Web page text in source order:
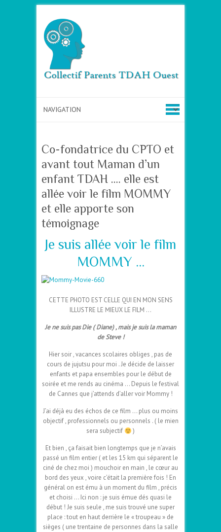
Co-fondatrice du CPTO et
avant tout Maman d’un
enfant TDAH …. elle est
allée voir le film MOMMY
et elle apporte son
témoignage
Je suis allée voir le film
MOMMY …
CETTE PHOTO EST CELLE QUI EN MON SENS
ILLUSTRE LE MIEUX LE FILM …
Je ne suis pas Die ( Diane) , mais je suis la maman
de Steve !
Hier soir , vacances scolaires obliges , pas de
cours de jujutsu pour moi . Je décide de laisser
enfants et papa ensembles pour le début de
soirée et me rends au cinéma … Depuis le festival
de Cannes que j’attends d’aller voir Mommy !
J’ai déjà eu des échos de ce film … plus ou moins
objectif , professionnels ou personnels . ( le mien
sera subjectif
)
Et bien , ça faisait bien longtemps que je n’avais
passé un film entier ( et les 15 km qui séparent le
ciné de chez moi ) mouchoir en main , le cœur au
bord des yeux , voire c’était la première fois ! En
général on est ému à un moment du film , précis
et choisi … Ici non : je suis émue dés quasi le
début ! Je suis seule , me suis trouvé une super
place : tout en haut derrière le « troupeau » de
sièges ( une trentaine de personnes dans la salle